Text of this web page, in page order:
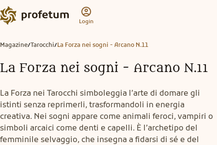
Login
Magazine/Tarocchi/La Forza nei sogni - Arcano N.11
La Forza nei sogni - Arcano N.11
La Forza nei Tarocchi simboleggia l’arte di domare gli
istinti senza reprimerli, trasformandoli in energia
creativa. Nei sogni appare come animali feroci, vampiri o
simboli arcaici come denti e capelli. È l’archetipo del
femminile selvaggio, che insegna a fidarsi di sé e del